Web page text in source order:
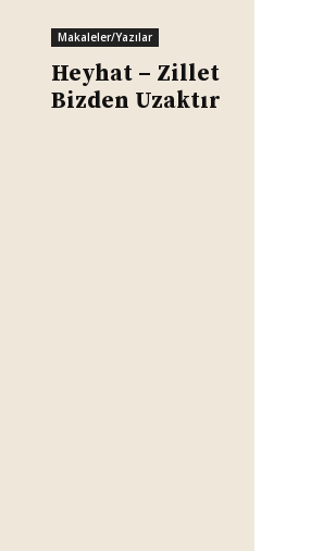
Makaleler/Yazılar
Heyhat – Zillet
Bizden Uzaktır